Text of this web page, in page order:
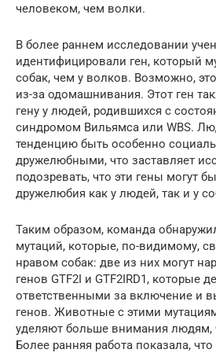
человеком, чем волки.
В более раннем исследовании
идентифицировали ген, который
собак, чем у волков. Возможно,
из-за одомашнивания. Этот ген
гену у людей, родившихся с
синдромом Вильямса или WBS.
тенденцию быть особенно
дружелюбными, что заставляет
подозревать, что эти гены могут
дружелюбия как у людей, так и у
Таким образом, команда
мутаций, которые, по-видимому,
нравом собак: две из них могут
генов GTF2I и GTF2IRD1, которые
ответственными за включение и
генов. Животные с этими
уделяют больше внимания людям,
Более ранняя работа показала,